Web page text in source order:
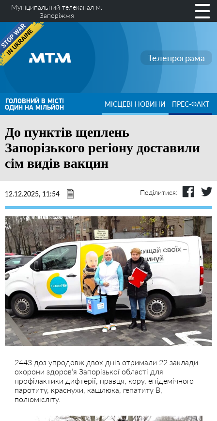
Муніципальний телеканал м.
Запоріжжя
Телепрограма
ГОЛОВНИЙ В МІСТІ
ОДИН НА МІЛЬЙОН МІСЦЕВІ НОВИНИ ПРЕС-ФАКТ
До пунктів щеплень
Запорізького регіону доставили
сім видів вакцин
12.12.2025, 11:54 Поділитися:
2443 доз упродовж двох днів отримали 22 заклади
охорони здоров’я Запорізької області для
профілактики дифтерії, правця, кору, епідемічного
паротиту, краснухи, кашлюка, гепатиту В,
поліомієліту.